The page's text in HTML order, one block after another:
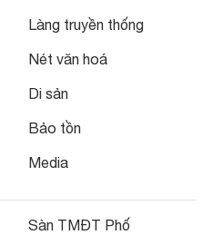
Làng truyền thống
Nét văn hoá
Di sản
Bảo tồn
Media
Sàn TMĐT Phố